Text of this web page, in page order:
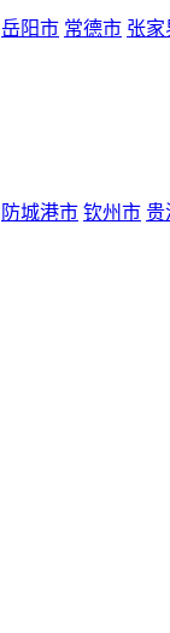
岳阳市 常德市 张家
防城港市 钦州市 贵